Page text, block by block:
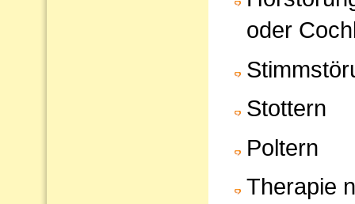
oder
Stottern
Poltern
Therapie